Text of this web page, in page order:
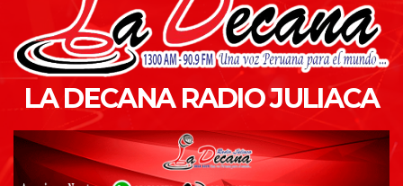
LA DECANA RADIO JULIACA